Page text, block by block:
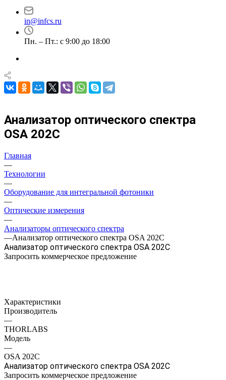
in@infcs.ru
Пн. – Пт.: с 9:00 до 18:00
Анализатор оптического спектра
OSA 202C
Главная
—
Технологии
—
Оборудование для интегральной фотоники
—
Оптические измерения
—
Анализаторы оптического спектра
—Анализатор оптического спектра OSA 202C
Анализатор оптического спектра OSA 202C
Запросить коммерческое предложение
Характеристики
Производитель
—
THORLABS
Модель
—
OSA 202C
Анализатор оптического спектра OSA 202C
Запросить коммерческое предложение